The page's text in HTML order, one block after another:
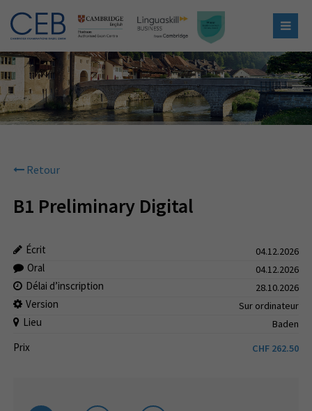
Retour
B1 Preliminary Digital
Écrit 04.12.2026
Oral 04.12.2026
Délai d’inscription 28.10.2026
Version Sur ordinateur
Lieu Baden
Prix CHF 262.50